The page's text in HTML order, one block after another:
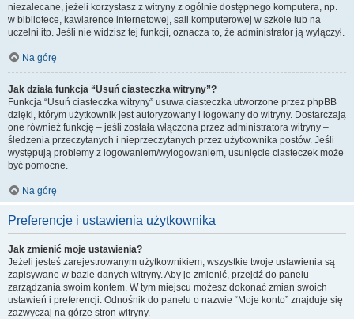
niezalecane, jeżeli korzystasz z witryny z ogólnie dostępnego komputera, np.
w bibliotece, kawiarence internetowej, sali komputerowej w szkole lub na
uczelni itp. Jeśli nie widzisz tej funkcji, oznacza to, że administrator ją wyłączył.
Na górę
Jak działa funkcja “Usuń ciasteczka witryny”?
Funkcja “Usuń ciasteczka witryny” usuwa ciasteczka utworzone przez phpBB
dzięki, którym użytkownik jest autoryzowany i logowany do witryny. Dostarczają
one również funkcję – jeśli została włączona przez administratora witryny –
śledzenia przeczytanych i nieprzeczytanych przez użytkownika postów. Jeśli
występują problemy z logowaniem/wylogowaniem, usunięcie ciasteczek może
być pomocne.
Na górę
Preferencje i ustawienia użytkownika
Jak zmienić moje ustawienia?
Jeżeli jesteś zarejestrowanym użytkownikiem, wszystkie twoje ustawienia są
zapisywane w bazie danych witryny. Aby je zmienić, przejdź do panelu
zarządzania swoim kontem. W tym miejscu możesz dokonać zmian swoich
ustawień i preferencji. Odnośnik do panelu o nazwie “Moje konto” znajduje się
zazwyczaj na górze stron witryny.